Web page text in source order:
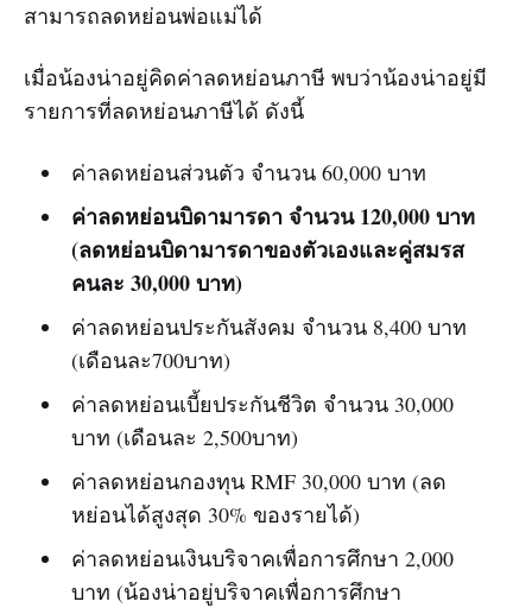
สามารถลดหย่อนพ่อแม่ได้
เมื่อน้องน่าอยู่คิดค่าลดหย่อนภาษี พบว่าน้องน่าอยู่มี
รายการที่ลดหย่อนภาษีได้ ดังนี้
ค่าลดหย่อนส่วนตัว จำนวน 60,000 บาท
ค่าลดหย่อนบิดามารดา จำนวน 120,000 บาท
(ลดหย่อนบิดามารดาของตัวเองและคู่สมรส
คนละ 30,000 บาท)
ค่าลดหย่อนประกันสังคม จำนวน 8,400 บาท
(เดือนละ700บาท)
ค่าลดหย่อนเบี้ยประกันชีวิต จำนวน 30,000
บาท (เดือนละ 2,500บาท)
ค่าลดหย่อนกองทุน RMF 30,000 บาท (ลด
หย่อนได้สูงสุด 30% ของรายได้)
ค่าลดหย่อนเงินบริจาคเพื่อการศึกษา 2,000
บาท (น้องน่าอยู่บริจาคเพื่อการศึกษา